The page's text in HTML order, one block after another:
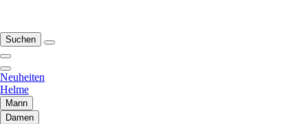
Suchen
Neuheiten
Helme
Mann
Damen